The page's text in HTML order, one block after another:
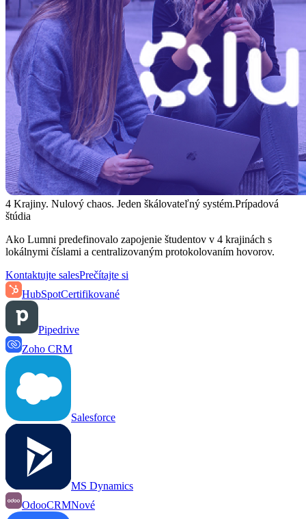
4 Krajiny. Nulový chaos. Jeden škálovateľný systém.Prípadová
štúdia
Ako Lumni predefinovalo zapojenie študentov v 4 krajinách s
lokálnymi číslami a centralizovaným protokolovaním hovorov.
Kontaktujte salesPrečítajte si
HubSpotCertifikované
Pipedrive
Zoho CRM
Salesforce
MS Dynamics
OdooCRMNové